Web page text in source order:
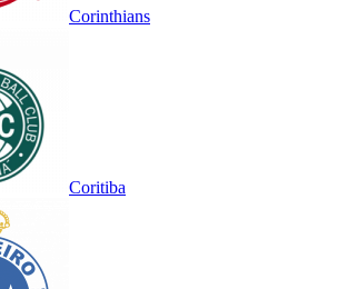
Corinthians
Coritiba